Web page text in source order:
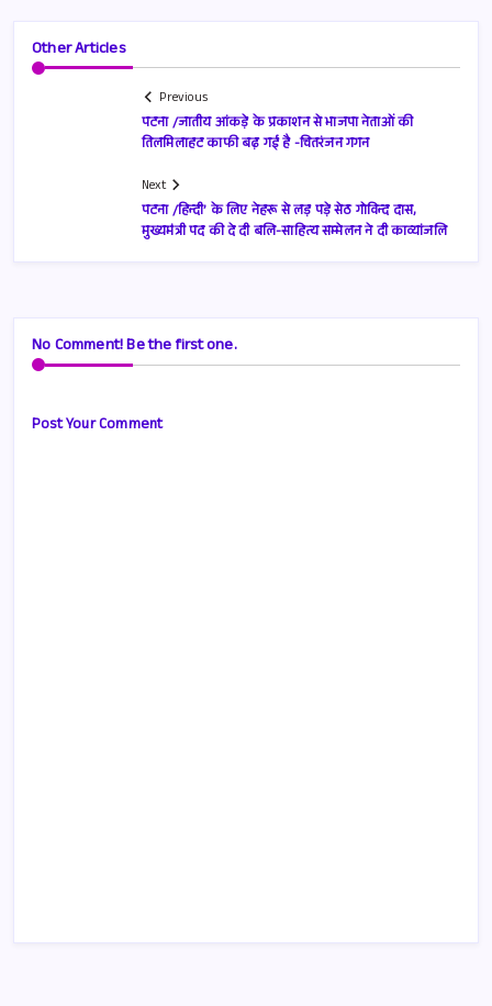
Other Articles
Previous
पटना /जातीय आंकड़े के प्रकाशन से भाजपा नेताओं की
तिलमिलाहट काफी बढ़ गई है -चितरंजन गगन
Next
पटना /हिन्दी’ के लिए नेहरू से लड़ पड़े सेठ गोविन्द दास,
मुख्यमंत्री पद की दे दी बलि-साहित्य सम्मेलन ने दी काव्यांजलि
No Comment! Be the first one.
Post Your Comment